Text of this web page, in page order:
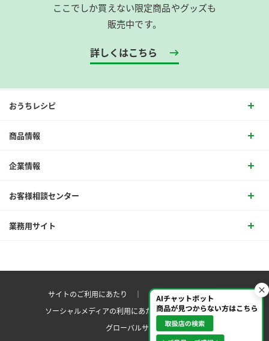
ここでしか買えない限定商品やグッズも
販売中です。
詳しくはこちら
おうちレシピ
商品情報
企業情報
お客様相談センター
業務用サイト
サイトのご利用にあたり ｜プライバシーポリシー
ソーシャルメディアの利用にあたりサイトマップ ｜
グローバルサイト